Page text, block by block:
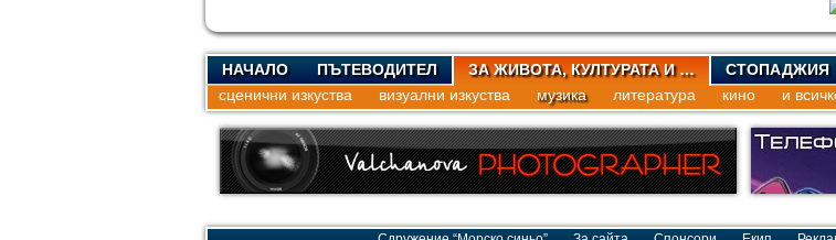
НАЧАЛО ПЪТЕВОДИТЕЛ ЗА ЖИВОТА, КУЛТУРАТА И … СТОПАДЖИЯ
сценични изкуства
визуални изкуства музика литература кино и